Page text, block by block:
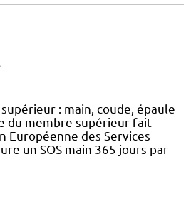
: main, coude, épaule
du membre supérieur fait
Européenne des Services
un SOS main 365 jours par